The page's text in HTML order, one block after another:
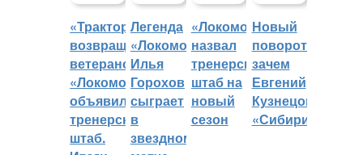
«Трактор»
возвращает
ветеранов,
«Локомотив»
объявил
тренерский
штаб.
Легенда
«Локомотива»
Илья
Горохов
сыграет
в
звездном
«Локомотив»
назвал
тренерский
штаб на
новый
сезон
Новый
поворот:
зачем
Евгений
Кузнецов
«Сибири»?